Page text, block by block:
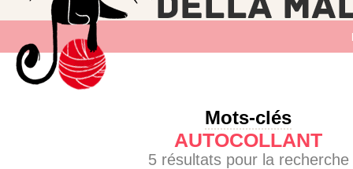
Mots-clés
AUTOCOLLANT
5 résultats pour la recherche